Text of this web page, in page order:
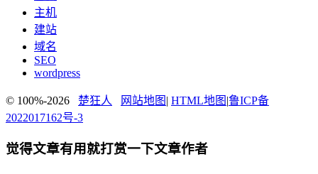
主机
建站
域名
SEO
wordpress
© 100%-2026 楚狂人 网站地图 | HTML地图 |鲁ICP备
2022017162号-3
觉得文章有用就打赏一下文章作者